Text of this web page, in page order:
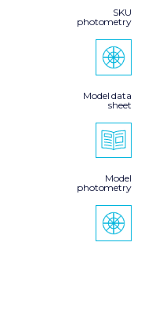
SKU
photometry
Model data
sheet
Model
photometry